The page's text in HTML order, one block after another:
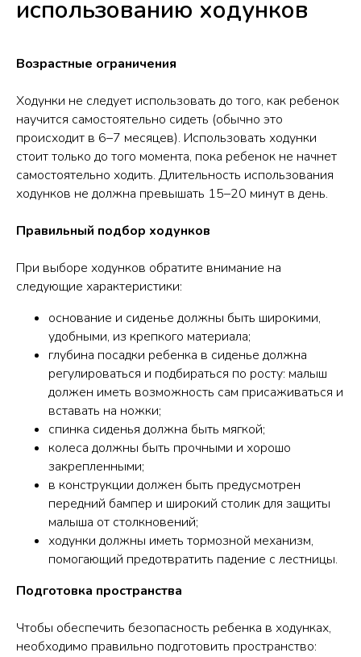
использованию ходунков
Возрастные ограничения
Ходунки не следует использовать до того, как ребенок
научится самостоятельно сидеть (обычно это
происходит в 6–7 месяцев). Использовать ходунки
стоит только до того момента, пока ребенок не начнет
самостоятельно ходить. Длительность использования
ходунков не должна превышать 15–20 минут в день.
Правильный подбор ходунков
При выборе ходунков обратите внимание на
следующие характеристики:
основание и сиденье должны быть широкими,
удобными, из крепкого материала;
глубина посадки ребенка в сиденье должна
регулироваться и подбираться по росту: малыш
должен иметь возможность сам присаживаться и
вставать на ножки;
спинка сиденья должна быть мягкой;
колеса должны быть прочными и хорошо
закрепленными;
в конструкции должен быть предусмотрен
передний бампер и широкий столик для защиты
малыша от столкновений;
ходунки должны иметь тормозной механизм,
помогающий предотвратить падение с лестницы.
Подготовка пространства
Чтобы обеспечить безопасность ребенка в ходунках,
необходимо правильно подготовить пространство: